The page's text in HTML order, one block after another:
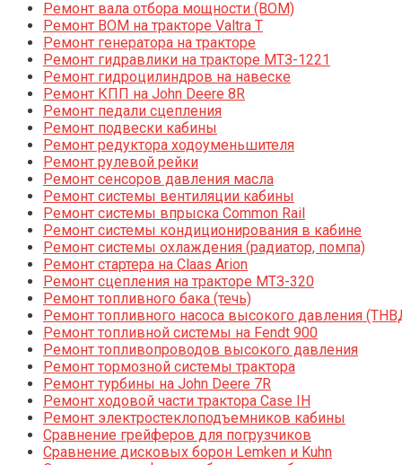
Ремонт вала отбора мощности (ВОМ)
Ремонт ВОМ на тракторе Valtra T
Ремонт генератора на тракторе
Ремонт гидравлики на тракторе МТЗ-1221
Ремонт гидроцилиндров на навеске
Ремонт КПП на John Deere 8R
Ремонт педали сцепления
Ремонт подвески кабины
Ремонт редуктора ходоуменьшителя
Ремонт рулевой рейки
Ремонт сенсоров давления масла
Ремонт системы вентиляции кабины
Ремонт системы впрыска Common Rail
Ремонт системы кондиционирования в кабине
Ремонт системы охлаждения (радиатор, помпа)
Ремонт стартера на Claas Arion
Ремонт сцепления на тракторе МТЗ-320
Ремонт топливного бака (течь)
Ремонт топливного насоса высокого давления
Ремонт топливной системы на Fendt 900
Ремонт топливопроводов высокого давления
Ремонт тормозной системы трактора
Ремонт турбины на John Deere 7R
Ремонт ходовой части трактора Case IH
Ремонт электростеклоподъемников кабины
Сравнение грейферов для погрузчиков
Сравнение дисковых борон Lemken и Kuhn